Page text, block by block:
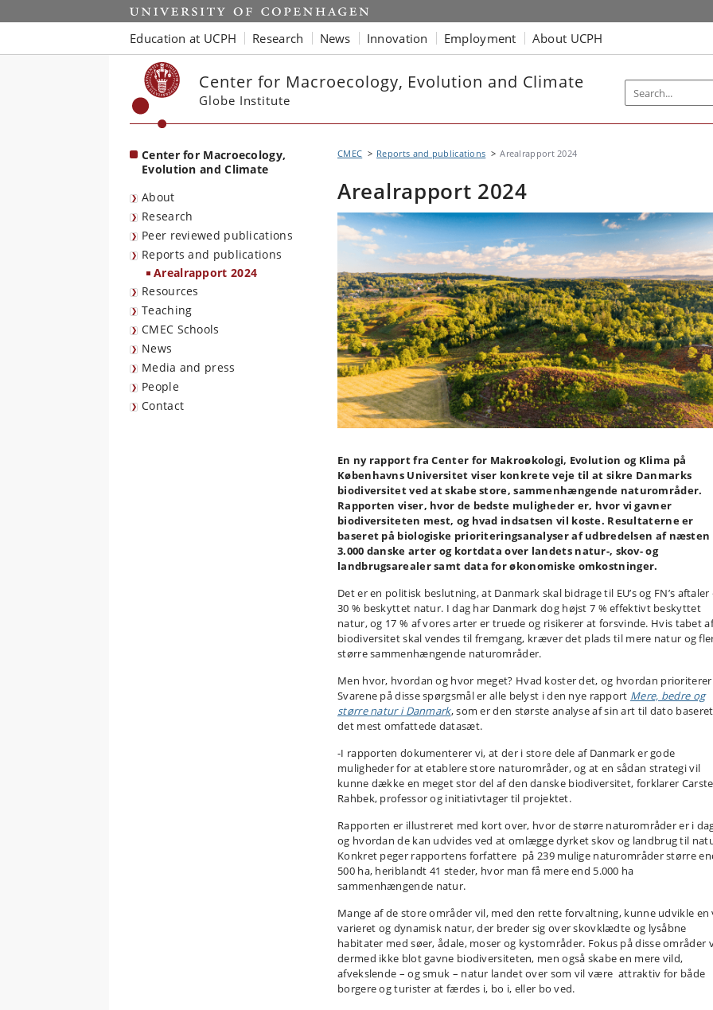
Start
Education at UCPH Research News Innovation Employment About UCPH
Center for Macroecology, Evolution and Climate
Globe Institute
Center for Macroecology,
Evolution and Climate
About
Research
Peer reviewed publications
Reports and publications
Arealrapport 2024
Resources
Teaching
CMEC Schools
News
Media and press
People
Contact
CMEC Reports and publications Arealrapport 2024
Arealrapport 2024
En ny rapport fra Center for Makroøkologi, Evolution og Klima på
Københavns Universitet viser konkrete veje til at sikre Danmarks
biodiversitet ved at skabe store, sammenhængende naturområder.
Rapporten viser, hvor de bedste muligheder er, hvor vi gavner
biodiversiteten mest, og hvad indsatsen vil koste. Resultaterne er
baseret på biologiske prioriteringsanalyser af udbredelsen af næsten
3.000 danske arter og kortdata over landets natur-, skov- og
landbrugsarealer samt data for økonomiske omkostninger.
Det er en politisk beslutning, at Danmark skal bidrage til EU’s og FN’s aftaler
30 % beskyttet natur. I dag har Danmark dog højst 7 % effektivt beskyttet
natur, og 17 % af vores arter er truede og risikerer at forsvinde. Hvis tabet af
biodiversitet skal vendes til fremgang, kræver det plads til mere natur og
større sammenhængende naturområder.
Men hvor, hvordan og hvor meget? Hvad koster det, og hvordan prioriterer
Svarene på disse spørgsmål er alle belyst i den nye rapport Mere, bedre og
større natur i Danmark, som er den største analyse af sin art til dato
det mest omfattede datasæt.
-I rapporten dokumenterer vi, at der i store dele af Danmark er gode
muligheder for at etablere store naturområder, og at en sådan strategi vil
kunne dække en meget stor del af den danske biodiversitet, forklarer
Rahbek, professor og initiativtager til projektet.
Rapporten er illustreret med kort over, hvor de større naturområder er i
og hvordan de kan udvides ved at omlægge dyrket skov og landbrug til
Konkret peger rapportens forfattere på 239 mulige naturområder større
500 ha, heriblandt 41 steder, hvor man få mere end 5.000 ha
sammenhængende natur.
Mange af de store områder vil, med den rette forvaltning, kunne udvikle en
varieret og dynamisk natur, der breder sig over skovklædte og lysåbne
habitater med søer, ådale, moser og kystområder. Fokus på disse områder
dermed ikke blot gavne biodiversiteten, men også skabe en mere vild,
afvekslende – og smuk – natur landet over som vil være attraktiv for både
borgere og turister at færdes i, bo i, eller bo ved.